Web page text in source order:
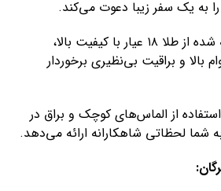
به یک سفر زیبا دعوت می‌کند.
ساخته شده از طلا ۱۸ عیار با کیفیت بالا،
بالا و براقیت بی‌نظیری برخوردار
استفاده از الماس‌های کوچک و براق در
شما لحظاتی شاهکارانه ارائه می‌دهد.